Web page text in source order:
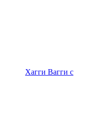
Хагги Вагги с